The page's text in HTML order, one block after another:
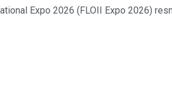
Expo 2026 (FLOII Expo 2026)